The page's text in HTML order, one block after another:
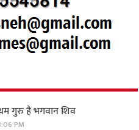
गुरु हैं भगवान शिव
PM